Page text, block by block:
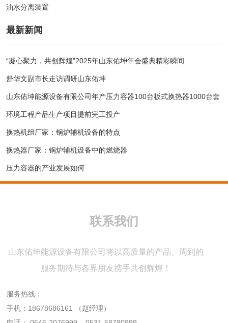
油水分离装置
最新新闻
“凝心聚力，共创辉煌”2025年山东佑坤年会盛典精彩瞬间
舒华文副市长走访调研山东佑坤
山东佑坤能源设备有限公司年产压力容器100台板式换热器1000台套
环境工程产品生产项目提前完工投产
换热机组厂家：锅炉辅机设备的特点
换热器厂家：锅炉辅机设备中的燃烧器
压力容器的产业发展如何
联系我们
山东佑坤能源设备有限公司将以高质量的产品、周到的
服务期待与各界朋友携手共创辉煌！
服务热线：
手机： 18678686161
（赵经理）